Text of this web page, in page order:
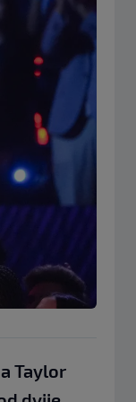
Taylor